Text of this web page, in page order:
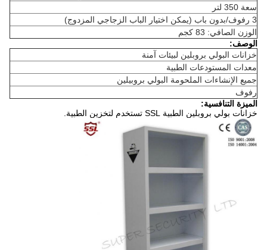
سعة 350 لتر
الوزن الصافي: 83 كجم
الوصف:
خزانات البولي بروبلين لبيئات آمنة
معدات المستودعات الطبية
جميع الإنشاءات الملحومة البولي بروبيلين
رفوف
الميزة التنافسية:
خزانات بولي بروبلين الطبية SSL تستخدم لتخزين الطبية.